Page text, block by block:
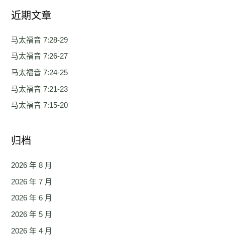
近期文章
马太福音 7:28-29
马太福音 7:26-27
马太福音 7:24-25
马太福音 7:21-23
马太福音 7:15-20
归档
2026 年 8 月
2026 年 7 月
2026 年 6 月
2026 年 5 月
2026 年 4 月